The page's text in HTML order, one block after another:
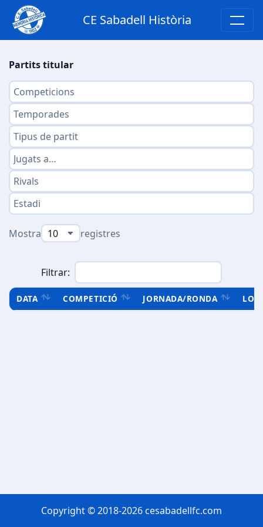
CE Sabadell Història
Partits titular
Mostra registres
Filtrar:
DATA COMPETICIÓ JORNADA/RONDA
Copyright © 2018-2026 cesabadellfc.com